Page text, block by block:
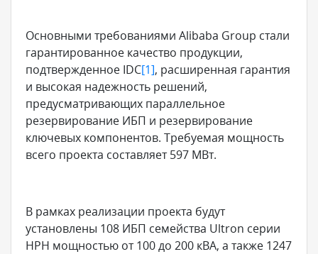
Основными требованиями Alibaba Group стали
гарантированное качество продукции,
подтвержденное IDC[1], расширенная гарантия
и высокая надежность решений,
предусматривающих параллельное
резервирование ИБП и резервирование
ключевых компонентов. Требуемая мощность
всего проекта составляет 597 МВт.
В рамках реализации проекта будут
установлены 108 ИБП семейства Ultron серии
HPH мощностью от 100 до 200 кВА, а также 1247